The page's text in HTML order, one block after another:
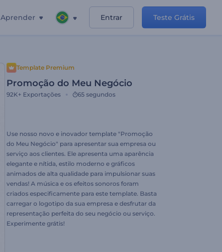
Aprender Entrar Teste Grátis
Template Premium
Promoção do Meu Negócio
92K+ Exportações 65 segundos
Use nosso novo e inovador template "Promoção
do Meu Negócio" para apresentar sua empresa ou
serviço aos clientes. Ele apresenta uma aparência
elegante e nítida, estilo moderno e gráficos
animados de alta qualidade para impulsionar suas
vendas! A música e os efeitos sonoros foram
criados especificamente para este template. Basta
carregar o logotipo da sua empresa e desfrutar da
representação perfeita do seu negócio ou serviço.
Experimente grátis!